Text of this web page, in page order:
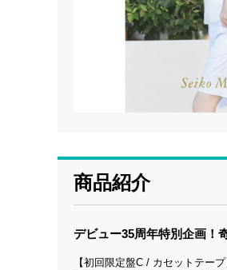
商品紹介
デビュー35周年特別企画！
【初回限定盤C / カセットテープ